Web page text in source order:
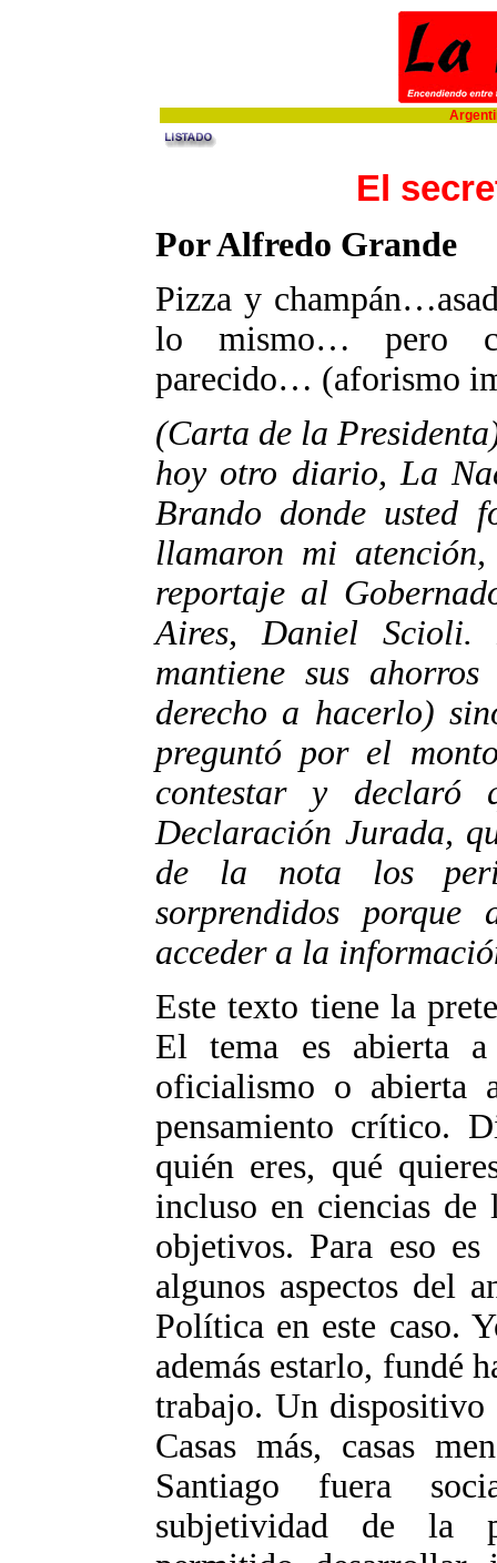
El
Por Alfredo Grande
Pizza y
lo mismo… pero
parecido… (aforismo
(Carta de la
hoy otro diario, La
Brando donde usted
llamaron mi
reportaje al
Aires, Daniel
mantiene sus
derecho a hacerlo)
preguntó por el
contestar y
Declaración Jurada,
de la nota los
sorprendidos porque
acceder a la
Este texto tiene la
El tema es abierta
oficialismo o abierta
pensamiento crítico.
quién eres, qué
incluso en ciencias de
objetivos. Para eso
algunos aspectos del
Política en este caso.
además estarlo, fundé
trabajo. Un dispositivo
Casas más, casas
Santiago fuera
subjetividad de la